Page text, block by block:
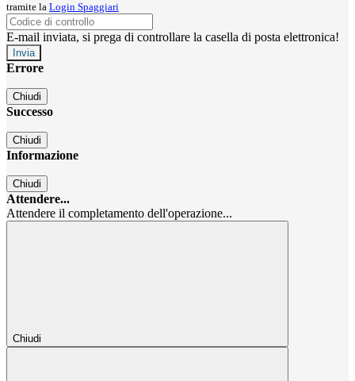
tramite la Login Spaggiari
E-mail inviata, si prega di controllare la casella di posta elettronica!
Errore
Chiudi
Successo
Chiudi
Informazione
Chiudi
Attendere...
Attendere il completamento dell'operazione...
Chiudi